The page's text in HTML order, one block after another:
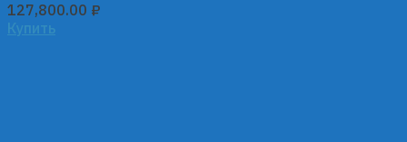
127,800.00 ₽
Купить